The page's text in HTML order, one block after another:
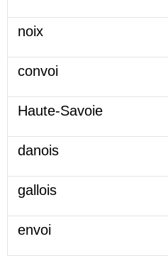
noix
convoi
Haute-Savoie
danois
gallois
envoi